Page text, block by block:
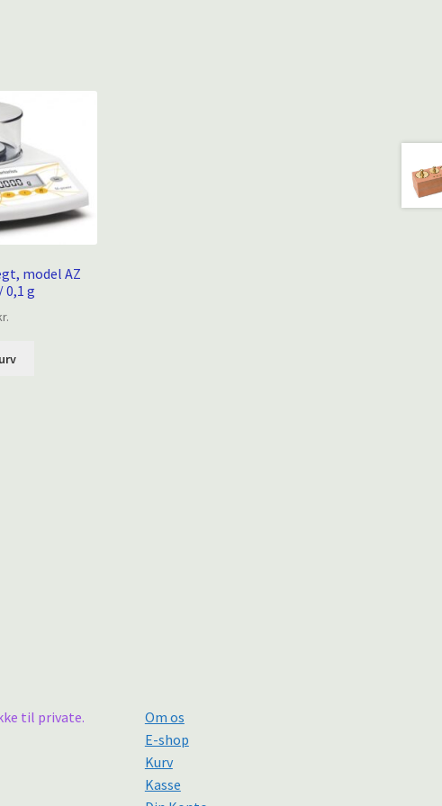
model AZ
0,1 g
til private.
Om os
E-shop
Kurv
Kasse